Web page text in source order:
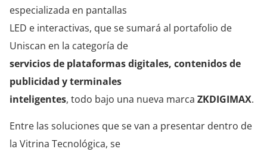
especializada en pantallas
LED e interactivas, que se sumará al portafolio de
Uniscan en la categoría de
servicios de plataformas digitales, contenidos de
publicidad y terminales
inteligentes, todo bajo una nueva marca ZKDIGIMAX.
Entre las soluciones que se van a presentar dentro de
la Vitrina Tecnológica, se